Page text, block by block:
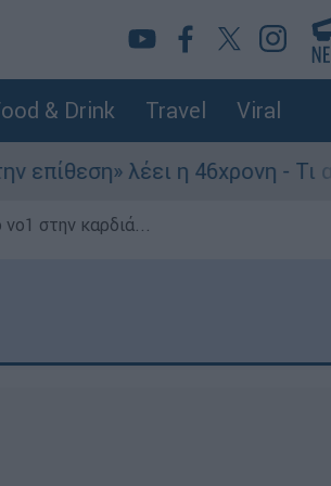
& Drink Travel Viral
λέει η 46χρονη - Τι
στην καρδιά...